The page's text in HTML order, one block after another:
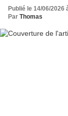
Publié le 14/06/2026
Par Thomas